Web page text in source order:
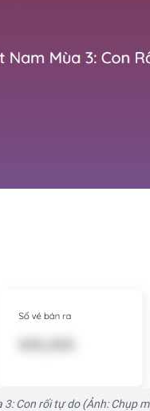
Con rối tự do (Ảnh: Chụp